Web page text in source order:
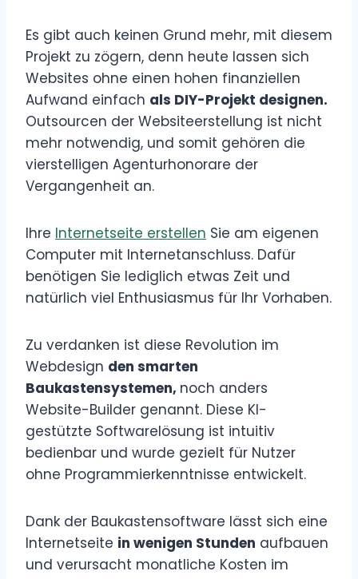
Es gibt auch keinen Grund mehr, mit diesem
Projekt zu zögern, denn heute lassen sich
Websites ohne einen hohen finanziellen
Aufwand einfach als DIY-Projekt designen.
Outsourcen der Websiteerstellung ist nicht
mehr notwendig, und somit gehören die
vierstelligen Agenturhonorare der
Vergangenheit an.
Ihre Internetseite erstellen Sie am eigenen
Computer mit Internetanschluss. Dafür
benötigen Sie lediglich etwas Zeit und
natürlich viel Enthusiasmus für Ihr Vorhaben.
Zu verdanken ist diese Revolution im
Webdesign den smarten
Baukastensystemen, noch anders
Website-Builder genannt. Diese KI-
gestützte Softwarelösung ist intuitiv
bedienbar und wurde gezielt für Nutzer
ohne Programmierkenntnisse entwickelt.
Dank der Baukastensoftware lässt sich eine
Internetseite in wenigen Stunden aufbauen
und verursacht monatliche Kosten im